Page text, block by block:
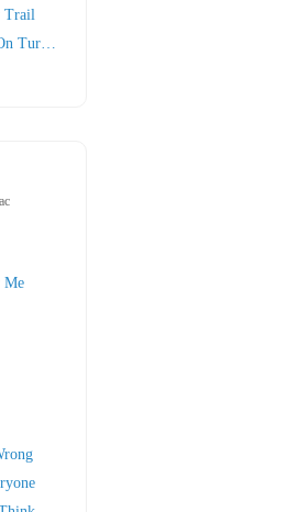
Trail
Turning
Me